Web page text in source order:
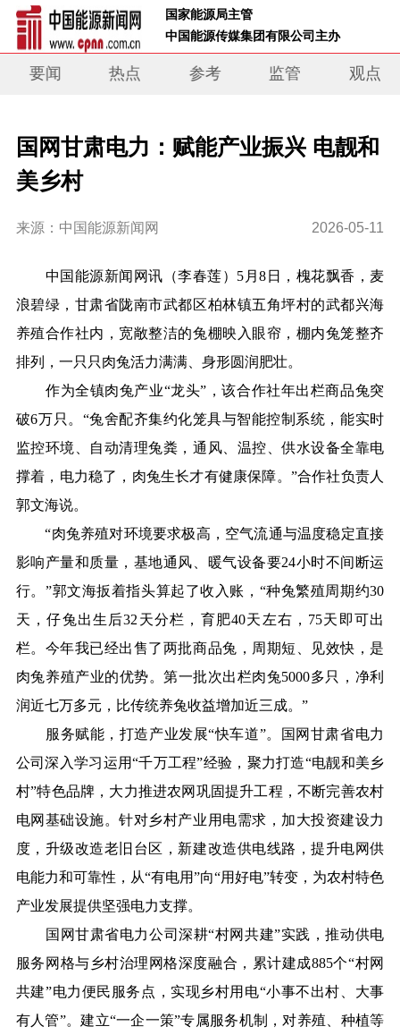
国家能源局主管
中国能源传媒集团有限公司主办
要闻 热点 参考 监管 观点
国网甘肃电力：赋能产业振兴 电靓和
美乡村
来源：中国能源新闻网 2026-05-11
中 国能源新闻网讯 （李春莲） 5月8日，槐花飘香，麦
浪碧绿，甘肃省陇南市武都区柏林镇五角坪村的武都兴海
养殖合作社内，宽敞整洁的兔棚映入眼帘，棚内兔笼整齐
排列，一只只肉兔活力满满、身形圆润肥壮。
作为全镇肉兔产业“龙头”，该合作社年出栏商品兔突
破6万只。“兔舍配齐集约化笼具与智能控制系统，能实时
监控环境、自动清理兔粪，通风、温控、供水设备全靠电
撑着，电力稳了，肉兔生长才有健康保障。”合作社负责人
郭文海说。
“肉兔养殖对环境要求极高，空气流通与温度稳定直接
影响产量和质量，基地通风、暖气设备要24小时不间断运
行。”郭文海扳着指头算起了收入账，“种兔繁殖周期约30
天，仔兔出生后32天分栏，育肥40天左右，75天即可出
栏。今年我已经出售了两批商品兔，周期短、见效快，是
肉兔养殖产业的优势。第一批次出栏肉兔5000多只，净利
润近七万多元，比传统养兔收益增加近三成。”
服务赋能，打造产业发展“快车道”。国网甘肃省电力
公司深入学习运用“千万工程”经验，聚力打造“电靓和美乡
村”特色品牌，大力推进农网巩固提升工程，不断完善农村
电网基础设施。针对乡村产业用电需求，加大投资建设力
度，升级改造老旧台区，新建改造供电线路，提升电网供
电能力和可靠性，从“有电用”向“用好电”转变，为农村特色
产业发展提供坚强电力支撑。
国网甘肃省电力公司深耕“村网共建”实践，推动供电
服务网格与乡村治理网格深度融合，累计建成885个“村网
共建”电力便民服务点，实现乡村用电“小事不出村、大事
有人管”。建立“一企一策”专属服务机制，对养殖、种植等